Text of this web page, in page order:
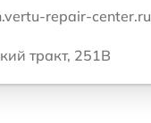
repair-center.ru
тракт, 251В